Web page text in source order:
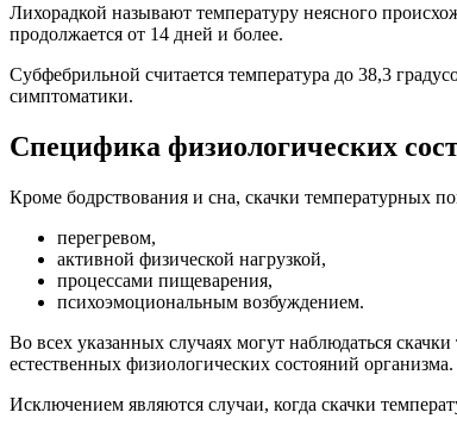
Лихорадкой называют температуру неясного
продолжается от 14 дней и более.
Субфебрильной считается температура до 38,3
симптоматики.
Специфика физиологических
Кроме бодрствования и сна, скачки температурных
перегревом,
активной физической нагрузкой,
процессами пищеварения,
психоэмоциональным возбуждением.
Во всех указанных случаях могут наблюдаться
естественных физиологических состояний организма.
Исключением являются случаи, когда скачки